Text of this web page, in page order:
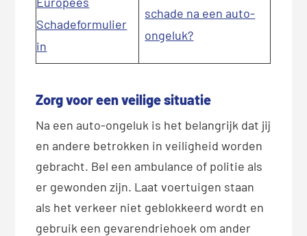
Schadeformulier
in
schade na een auto-
ongeluk?
Zorg voor een veilige situatie
Na een auto-ongeluk is het belangrijk dat jij
en andere betrokken in veiligheid worden
gebracht. Bel een ambulance of politie als
er gewonden zijn. Laat voertuigen staan
als het verkeer niet geblokkeerd wordt en
gebruik een gevarendriehoek om ander